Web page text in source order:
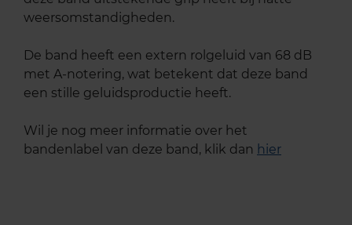
weersomstandigheden.
De band heeft een extern rolgeluid van 68 dB
met A-notering, wat betekent dat deze band
een stille geluidsproductie heeft.
Wil je nog meer informatie over het
bandenlabel van deze band, klik dan hier